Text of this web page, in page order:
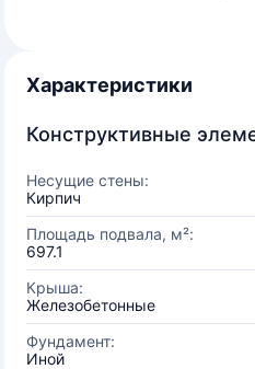
Характеристики
Конструктивные
Несущие стены:
Кирпич
Площадь подвала, м²:
697.1
Крыша:
Железобетонные
Фундамент:
Иной